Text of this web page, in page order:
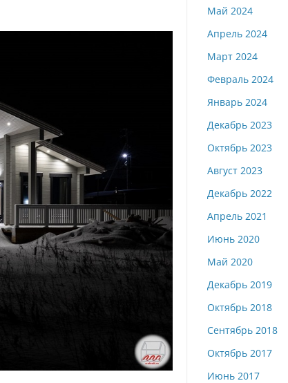
Май 2024
Апрель 2024
Март 2024
Февраль 2024
Январь 2024
Декабрь 2023
Октябрь 2023
Август 2023
Декабрь 2022
Апрель 2021
Июнь 2020
Май 2020
Декабрь 2019
Октябрь 2018
Сентябрь 2018
Октябрь 2017
Июнь 2017